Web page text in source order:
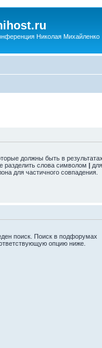
Николая Михайленко
должны быть в
разделить слова символом |
для частичного совпадения.
поиск. Поиск в подфорумах
опцию ниже.